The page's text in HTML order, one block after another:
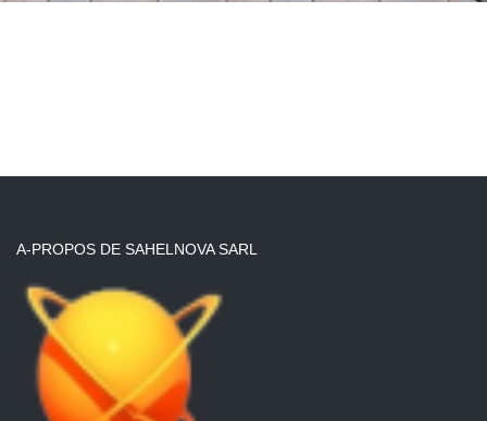
A-PROPOS DE SAHELNOVA SARL